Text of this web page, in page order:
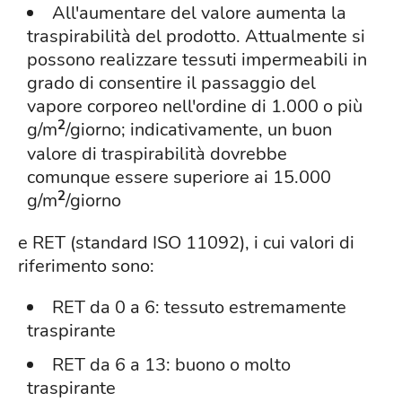
All'aumentare del valore aumenta la
traspirabilità del prodotto. Attualmente si
possono realizzare tessuti impermeabili in
grado di consentire il passaggio del
vapore corporeo nell'ordine di 1.000 o più
g/m2/giorno; indicativamente, un buon
valore di traspirabilità dovrebbe
comunque essere superiore ai 15.000
g/m2/giorno
e RET (standard ISO 11092), i cui valori di
riferimento sono:
RET da 0 a 6: tessuto estremamente
traspirante
RET da 6 a 13: buono o molto
traspirante